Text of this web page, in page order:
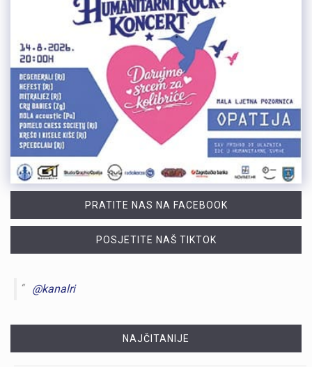
PRATITE NAS NA FACEBOOK
POSJETITE NAŠ TIKTOK
@kanalri
NAJČITANIJE